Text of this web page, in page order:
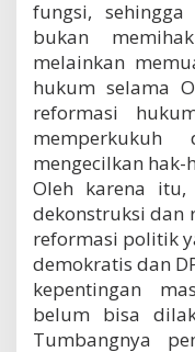
fungsi,
bukan
melainkan
hukum selama
reformasi
memperkukuh
mengecilkan hak-
Oleh karena
dekonstruksi dan
reformasi politik
demokratis dan
kepentingan
belum bisa
Tumbangnya